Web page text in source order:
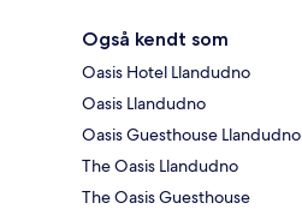
Også kendt som
Oasis Hotel Llandudno
Oasis Llandudno
Oasis Guesthouse Llandudno
The Oasis Llandudno
The Oasis Guesthouse